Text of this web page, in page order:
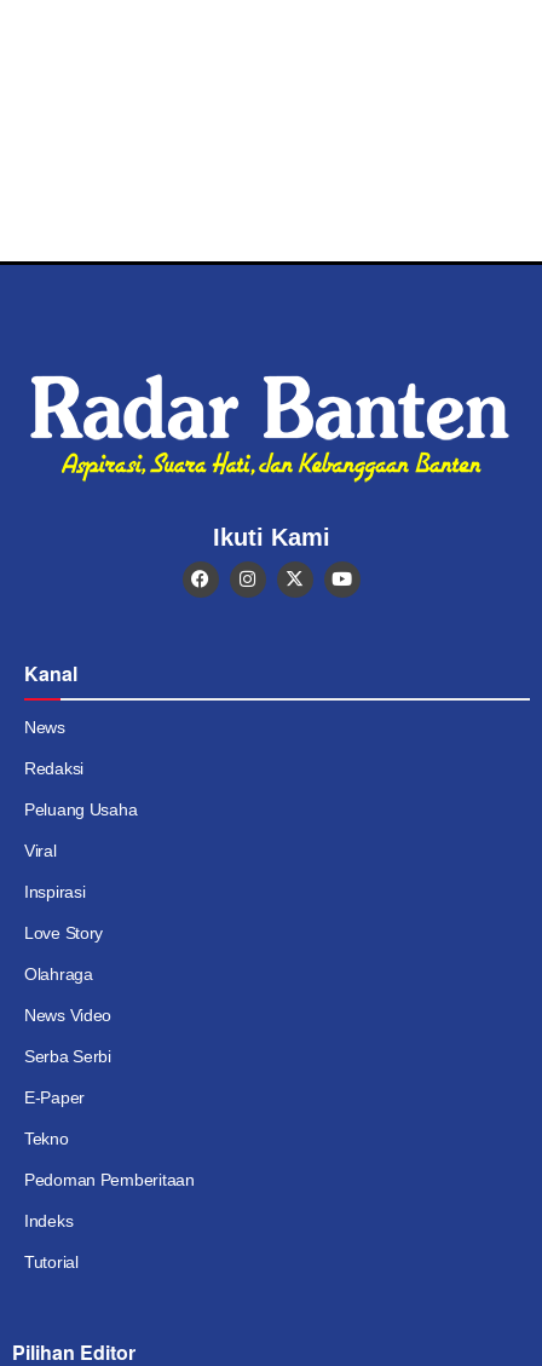
Ikuti Kami
Kanal
News
Redaksi
Peluang Usaha
Viral
Inspirasi
Love Story
Olahraga
News Video
Serba Serbi
E-Paper
Tekno
Pedoman Pemberitaan
Indeks
Tutorial
Pilihan Editor